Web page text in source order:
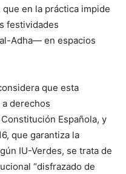
en la práctica impide
festividades
Adha— en espacios
que esta
derechos
Española, y
que garantiza la
IU-Verdes, se trata de
“disfrazado de